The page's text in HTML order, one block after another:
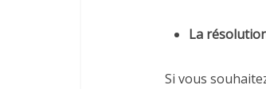
La
Si vous